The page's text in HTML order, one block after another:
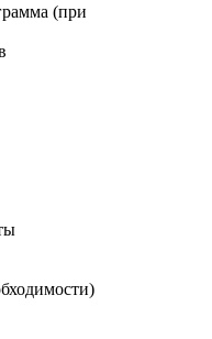
(при